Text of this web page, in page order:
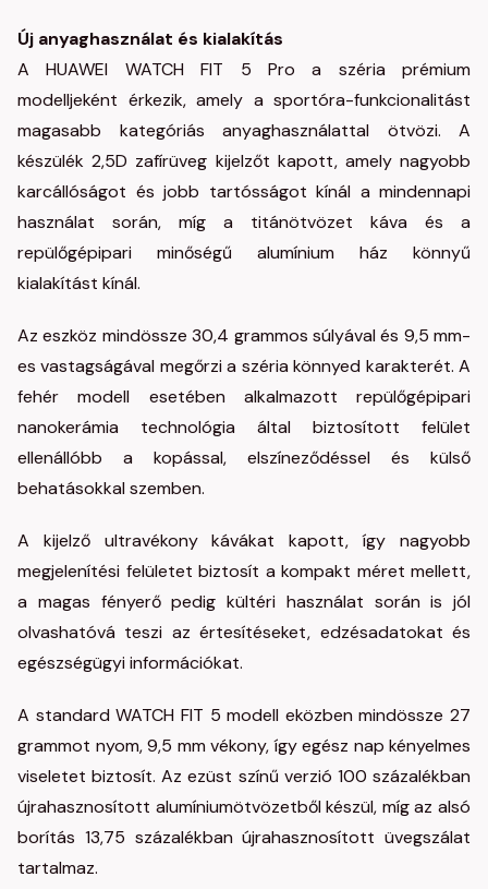
Új anyaghasználat és kialakítás
A HUAWEI WATCH FIT 5 Pro a széria prémium
modelljeként érkezik, amely a sportóra-funkcionalitást
magasabb kategóriás anyaghasználattal ötvözi. A
készülék 2,5D zafírüveg kijelzőt kapott, amely nagyobb
karcállóságot és jobb tartósságot kínál a mindennapi
használat során, míg a titánötvözet káva és a
repülőgépipari minőségű alumínium ház könnyű
kialakítást kínál.
Az eszköz mindössze 30,4 grammos súlyával és 9,5 mm-
es vastagságával megőrzi a széria könnyed karakterét. A
fehér modell esetében alkalmazott repülőgépipari
nanokerámia technológia által biztosított felület
ellenállóbb a kopással, elszíneződéssel és külső
behatásokkal szemben.
A kijelző ultravékony kávákat kapott, így nagyobb
megjelenítési felületet biztosít a kompakt méret mellett,
a magas fényerő pedig kültéri használat során is jól
olvashatóvá teszi az értesítéseket, edzésadatokat és
egészségügyi információkat.
A standard WATCH FIT 5 modell eközben mindössze 27
grammot nyom, 9,5 mm vékony, így egész nap kényelmes
viseletet biztosít. Az ezüst színű verzió 100 százalékban
újrahasznosított alumíniumötvözetből készül, míg az alsó
borítás 13,75 százalékban újrahasznosított üvegszálat
tartalmaz.